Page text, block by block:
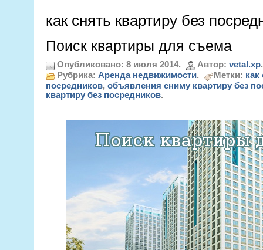
как снять квартиру без
Поиск квартиры для съема
Опубликовано: 8 июля 2014. Автор: vetal.xp.
Рубрика: Аренда недвижимости. Метки: как
посредников, объявления сниму квартиру без
квартиру без посредников.